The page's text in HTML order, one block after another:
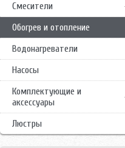
Смесители
Обогрев и отопление
Водонагреватели
Насосы
Комплектующие и
аксессуары
Люстры